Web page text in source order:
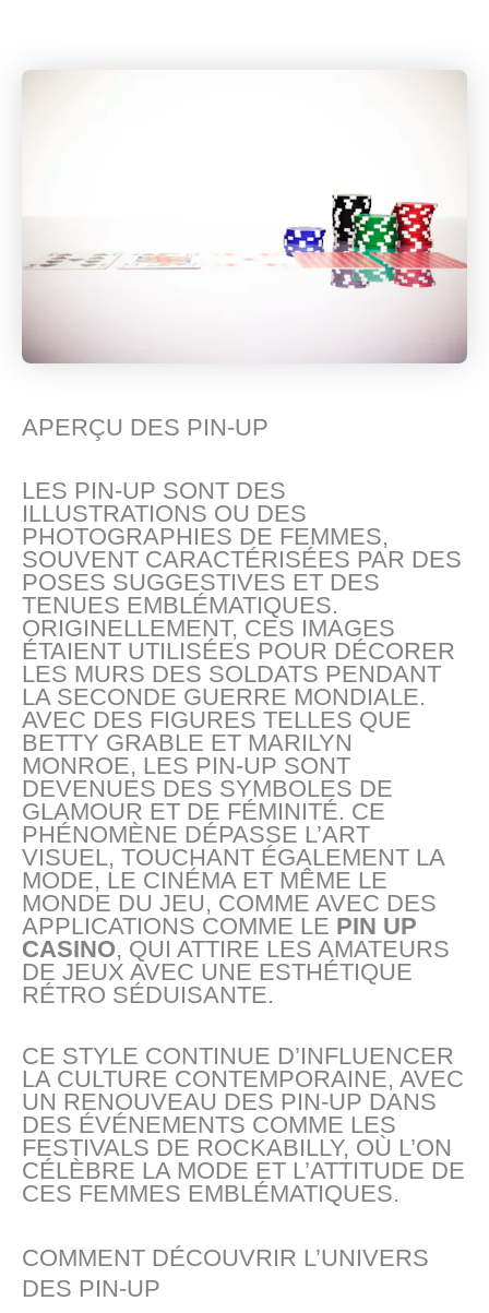
APERÇU DES PIN-UP
LES PIN-UP SONT DES
ILLUSTRATIONS OU DES
PHOTOGRAPHIES DE FEMMES,
SOUVENT CARACTÉRISÉES PAR DES
POSES SUGGESTIVES ET DES
TENUES EMBLÉMATIQUES.
ORIGINELLEMENT, CES IMAGES
ÉTAIENT UTILISÉES POUR DÉCORER
LES MURS DES SOLDATS PENDANT
LA SECONDE GUERRE MONDIALE.
AVEC DES FIGURES TELLES QUE
BETTY GRABLE ET MARILYN
MONROE, LES PIN-UP SONT
DEVENUES DES SYMBOLES DE
GLAMOUR ET DE FÉMINITÉ. CE
PHÉNOMÈNE DÉPASSE L’ART
VISUEL, TOUCHANT ÉGALEMENT LA
MODE, LE CINÉMA ET MÊME LE
MONDE DU JEU, COMME AVEC DES
APPLICATIONS COMME LE PIN UP
CASINO, QUI ATTIRE LES AMATEURS
DE JEUX AVEC UNE ESTHÉTIQUE
RÉTRO SÉDUISANTE.
CE STYLE CONTINUE D’INFLUENCER
LA CULTURE CONTEMPORAINE, AVEC
UN RENOUVEAU DES PIN-UP DANS
DES ÉVÉNEMENTS COMME LES
FESTIVALS DE ROCKABILLY, OÙ L’ON
CÉLÈBRE LA MODE ET L’ATTITUDE DE
CES FEMMES EMBLÉMATIQUES.
COMMENT DÉCOUVRIR L’UNIVERS
DES PIN-UP